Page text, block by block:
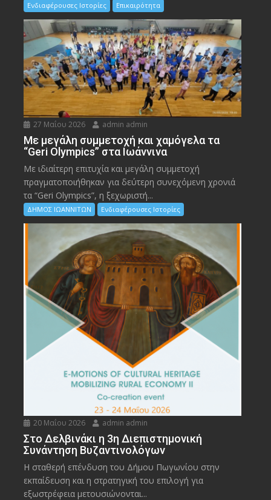
Ενδιαφέρουσες Ιστορίες Επικαιρότητα
27 Μαΐου 2026 admin admin
Με μεγάλη συμμετοχή και χαμόγελα τα
“Geri Olympics” στα Ιωάννινα
Με ιδιαίτερη επιτυχία και μεγάλη συμμετοχή
πραγματοποιήθηκαν για δεύτερη συνεχόμενη χρονιά
τα “Geri Olympics”, η ξεχωριστή...
ΔΗΜΟΣ ΙΩΑΝΝΙΤΩΝ Ενδιαφέρουσες Ιστορίες
20 Μαΐου 2026 admin admin
Στο Δελβινάκι η 3η Διεπιστημονική
Συνάντηση Βυζαντινολόγων
Η σταθερή επένδυση του Δήμου Πωγωνίου στην
εκπαίδευση και η στρατηγική του επιλογή για
εξωστρέφεια μετουσιώνονται...